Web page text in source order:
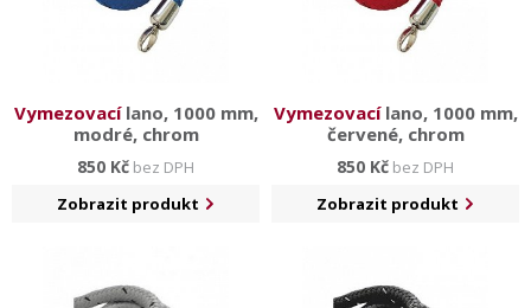
Vymezovacílano, 1000 mm,
modré, chrom
850 Kč bez DPH
Zobrazit produkt
Vymezovacílano, 1000 mm,
červené, chrom
850 Kč bez DPH
Zobrazit produkt